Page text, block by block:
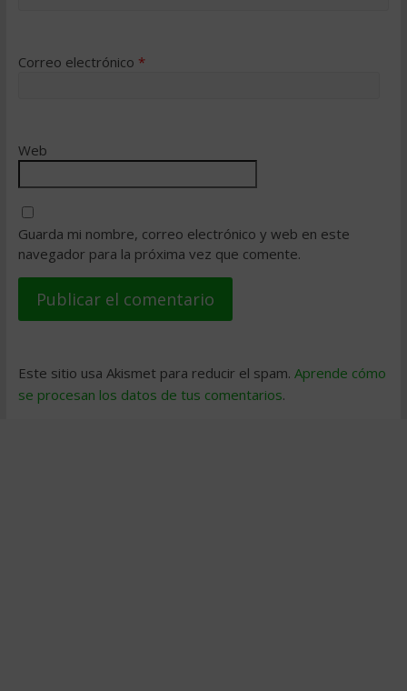
Correo electrónico *
Web
Guarda mi nombre, correo electrónico y web en este
navegador para la próxima vez que comente.
Este sitio usa Akismet para reducir el spam. Aprende cómo
se procesan los datos de tus comentarios.